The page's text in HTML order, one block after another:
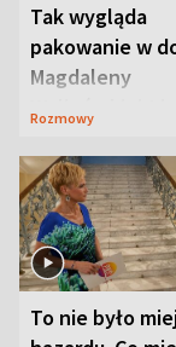
Tak wygląda
pakowanie w
Magdaleny
Waligórskiej-
Rozmowy
To nie było